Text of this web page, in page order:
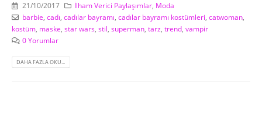
21/10/2017 İlham Verici Paylaşımlar, Moda
barbie, cadı, cadılar bayramı, cadılar bayramı kostümleri, catwoman,
kostüm, maske, star wars, stil, superman, tarz, trend, vampir
0 Yorumlar
DAHA FAZLA OKU...